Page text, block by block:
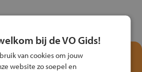
je kennis met het
Veilig
bij de VO Gids!
van cookies om jouw
website zo soepel en